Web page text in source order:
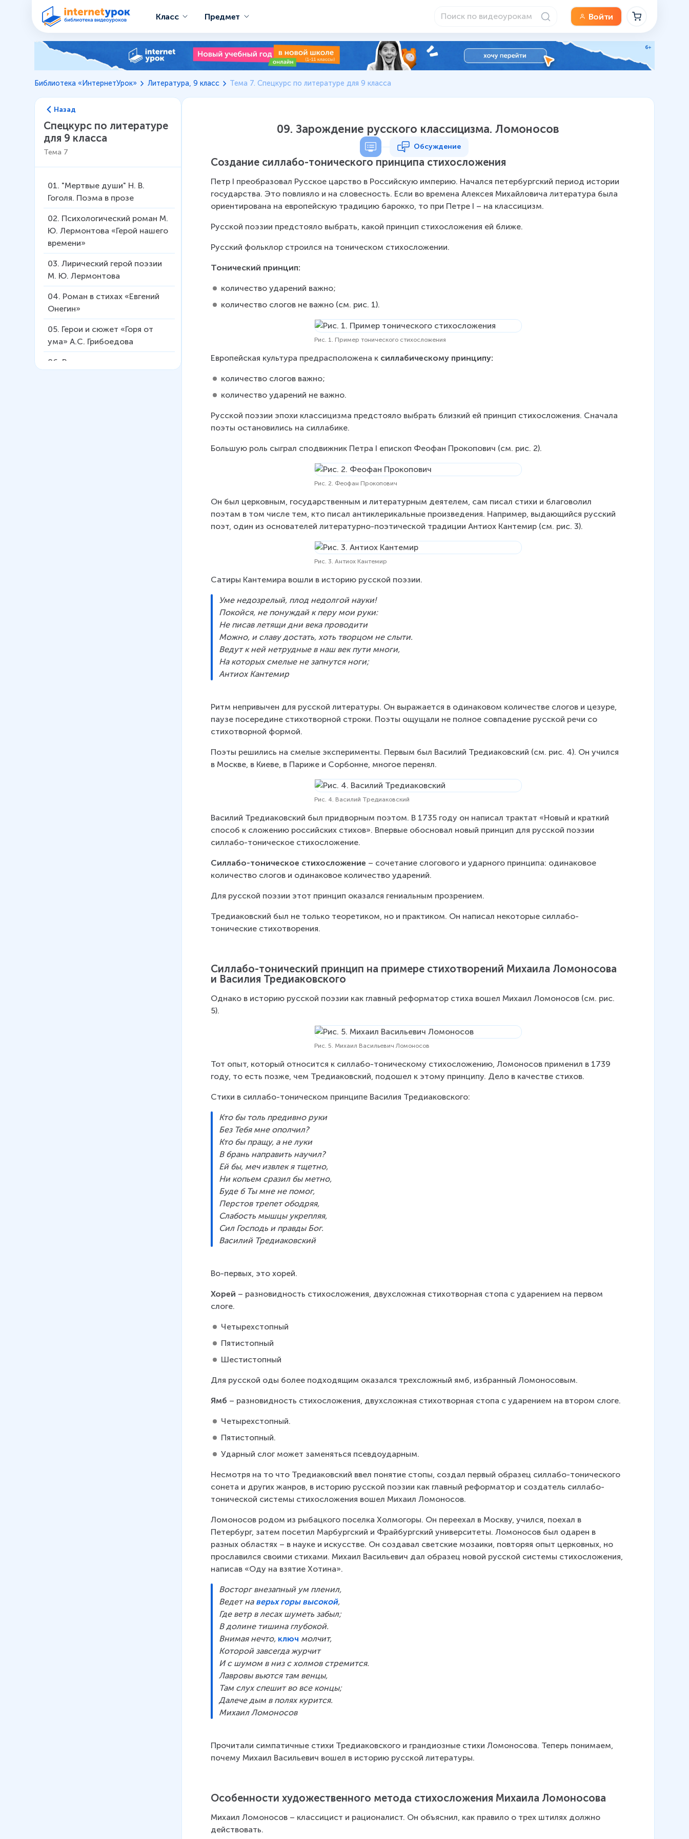
Класс Предмет Войти
Библиотека «ИнтернетУрок» Литература, 9 класс Тема 7. Спецкурс по литературе для 9 класса
Назад
Спецкурс по литературе
для 9 класса
Тема 7
01. "Мертвые души" Н. В.
Гоголя. Поэма в прозе
02. Психологический роман М.
Ю. Лермонтова «Герой нашего
времени»
03. Лирический герой поэзии
М. Ю. Лермонтова
04. Роман в стихах «Евгений
Онегин»
05. Герои и сюжет «Горя от
ума» А.С. Грибоедова
06 Романтизм.
09. Зарождение русского классицизма. Ломоносов
Обсуждение
Создание силлабо-тонического принципа стихосложения
Петр I преобразовал Русское царство в Российскую империю. Начался петербургский период истории
государства. Это повлияло и на словесность. Если во времена Алексея Михайловича литература была
ориентирована на европейскую традицию барокко, то при Петре I – на классицизм.
Русской поэзии предстояло выбрать, какой принцип стихосложения ей ближе.
Русский фольклор строился на тоническом стихосложении.
Тонический принцип:
количество ударений важно;
количество слогов не важно (см. рис. 1).
Рис. 1. Пример тонического стихосложения
Европейская культура предрасположена к силлабическому принципу:
количество слогов важно;
количество ударений не важно.
Русской поэзии эпохи классицизма предстояло выбрать близкий ей принцип стихосложения. Сначала
поэты остановились на силлабике.
Большую роль сыграл сподвижник Петра I епископ Феофан Прокопович (см. рис. 2).
Рис. 2. Феофан Прокопович
Он был церковным, государственным и литературным деятелем, сам писал стихи и благоволил
поэтам в том числе тем, кто писал антиклерикальные произведения. Например, выдающийся русский
поэт, один из основателей литературно-поэтической традиции Антиох Кантемир (см. рис. 3).
Рис. 3. Антиох Кантемир
Сатиры Кантемира вошли в историю русской поэзии.
Уме недозрелый, плод недолгой науки!
Покойся, не понуждай к перу мои руки:
Не писав летящи дни века проводити
Можно, и славу достать, хоть творцом не слыти.
Ведут к ней нетрудные в наш век пути многи,
На которых смелые не запнутся ноги;
Антиох Кантемир
Ритм непривычен для русской литературы. Он выражается в одинаковом количестве слогов и цезуре,
паузе посередине стихотворной строки. Поэты ощущали не полное совпадение русской речи со
стихотворной формой.
Поэты решились на смелые эксперименты. Первым был Василий Тредиаковский (см. рис. 4). Он учился
в Москве, в Киеве, в Париже и Сорбонне, многое перенял.
Рис. 4. Василий Тредиаковский
Василий Тредиаковский был придворным поэтом. В 1735 году он написал трактат «Новый и краткий
способ к сложению российских стихов». Впервые обосновал новый принцип для русской поэзии
силлабо-тоническое стихосложение.
Силлабо-тоническое стихосложение – сочетание слогового и ударного принципа: одинаковое
количество слогов и одинаковое количество ударений.
Для русской поэзии этот принцип оказался гениальным прозрением.
Тредиаковский был не только теоретиком, но и практиком. Он написал некоторые силлабо-
тонические стихотворения.
Силлабо-тонический принцип на примере стихотворений Михаила Ломоносова
и Василия Тредиаковского
Однако в историю русской поэзии как главный реформатор стиха вошел Михаил Ломоносов (см. рис.
5).
Рис. 5. Михаил Васильевич Ломоносов
Тот опыт, который относится к силлабо-тоническому стихосложению, Ломоносов применил в 1739
году, то есть позже, чем Тредиаковский, подошел к этому принципу. Дело в качестве стихов.
Стихи в силлабо-тоническом принципе Василия Тредиаковского:
Кто бы толь предивно руки
Без Тебя мне ополчил?
Кто бы пращу, а не луки
В брань направить научил?
Ей бы, меч извлек я тщетно,
Ни копьем сразил бы метно,
Буде б Ты мне не помог,
Перстов трепет ободряя,
Слабость мышцы укрепляя,
Сил Господь и правды Бог.
Василий Тредиаковский
Во-первых, это хорей.
Хорей – разновидность стихосложения, двухсложная стихотворная стопа с ударением на первом
слоге.
Четырехстопный
Пятистопный
Шестистопный
Для русской оды более подходящим оказался трехсложный ямб, избранный Ломоносовым.
Ямб – разновидность стихосложения, двухсложная стихотворная стопа с ударением на втором слоге.
Четырехстопный.
Пятистопный.
Ударный слог может заменяться псевдоударным.
Несмотря на то что Тредиаковский ввел понятие стопы, создал первый образец силлабо-тонического
сонета и других жанров, в историю русской поэзии как главный реформатор и создатель силлабо-
тонической системы стихосложения вошел Михаил Ломоносов.
Ломоносов родом из рыбацкого поселка Холмогоры. Он переехал в Москву, учился, поехал в
Петербург, затем посетил Марбургский и Фрайбургский университеты. Ломоносов был одарен в
разных областях – в науке и искусстве. Он создавал светские мозаики, повторяя опыт церковных, но
прославился своими стихами. Михаил Васильевич дал образец новой русской системы стихосложения,
написав «Оду на взятие Хотина».
Восторг внезапный ум пленил,
Ведет на верьх горы высокой,
Где ветр в лесах шуметь забыл;
В долине тишина глубокой.
Внимая нечто, ключ молчит,
Которой завсегда журчит
И с шумом в низ с холмов стремится.
Лавровы вьются там венцы,
Там слух спешит во все концы;
Далече дым в полях курится.
Михаил Ломоносов
Прочитали симпатичные стихи Тредиаковского и грандиозные стихи Ломоносова. Теперь понимаем,
почему Михаил Васильевич вошел в историю русской литературы.
Особенности художественного метода стихосложения Михаила Ломоносова
Михаил Ломоносов – классицист и рационалист. Он объяснил, как правило о трех штилях должно
действовать.